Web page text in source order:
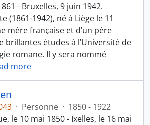
- Bruxelles, 9 juin 1942.
(1861-1942), né à Liège le 11
mère française et d’un père
brillantes études à l’Université de
romane. Il y sera nommé
more
· Personne · 1850 - 1922
le 10 mai 1850 - Ixelles, le 16 mai